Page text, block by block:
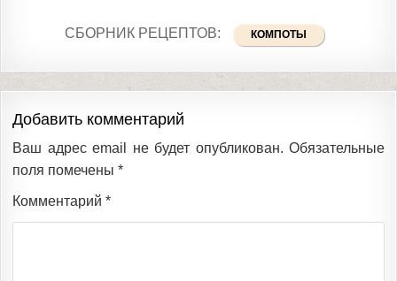
СБОРНИК РЕЦЕПТОВ: КОМПОТЫ
Добавить комментарий
Ваш адрес email не будет опубликован. Обязательные
поля помечены *
Комментарий *